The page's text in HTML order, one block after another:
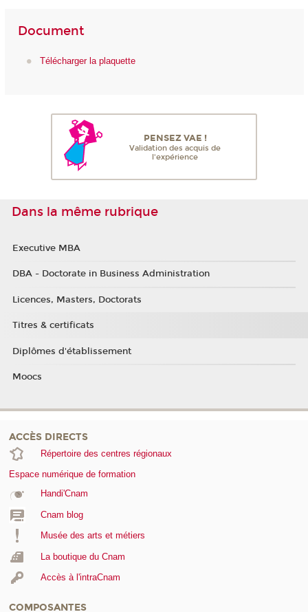
Document
Télécharger la plaquette
PENSEZ VAE !
Validation des acquis de
l'expérience
Dans la même rubrique
Executive MBA
DBA - Doctorate in Business Administration
Licences, Masters, Doctorats
Titres & certificats
Diplômes d'établissement
Moocs
ACCÈS DIRECTS
Répertoire des centres régionaux
Espace numérique de formation
Handi'Cnam
Cnam blog
Musée des arts et métiers
La boutique du Cnam
Accès à l'intraCnam
COMPOSANTES